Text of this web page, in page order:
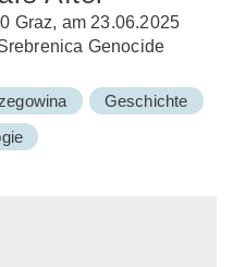
Graz, am 23.06.2025
Genocide
Geschichte